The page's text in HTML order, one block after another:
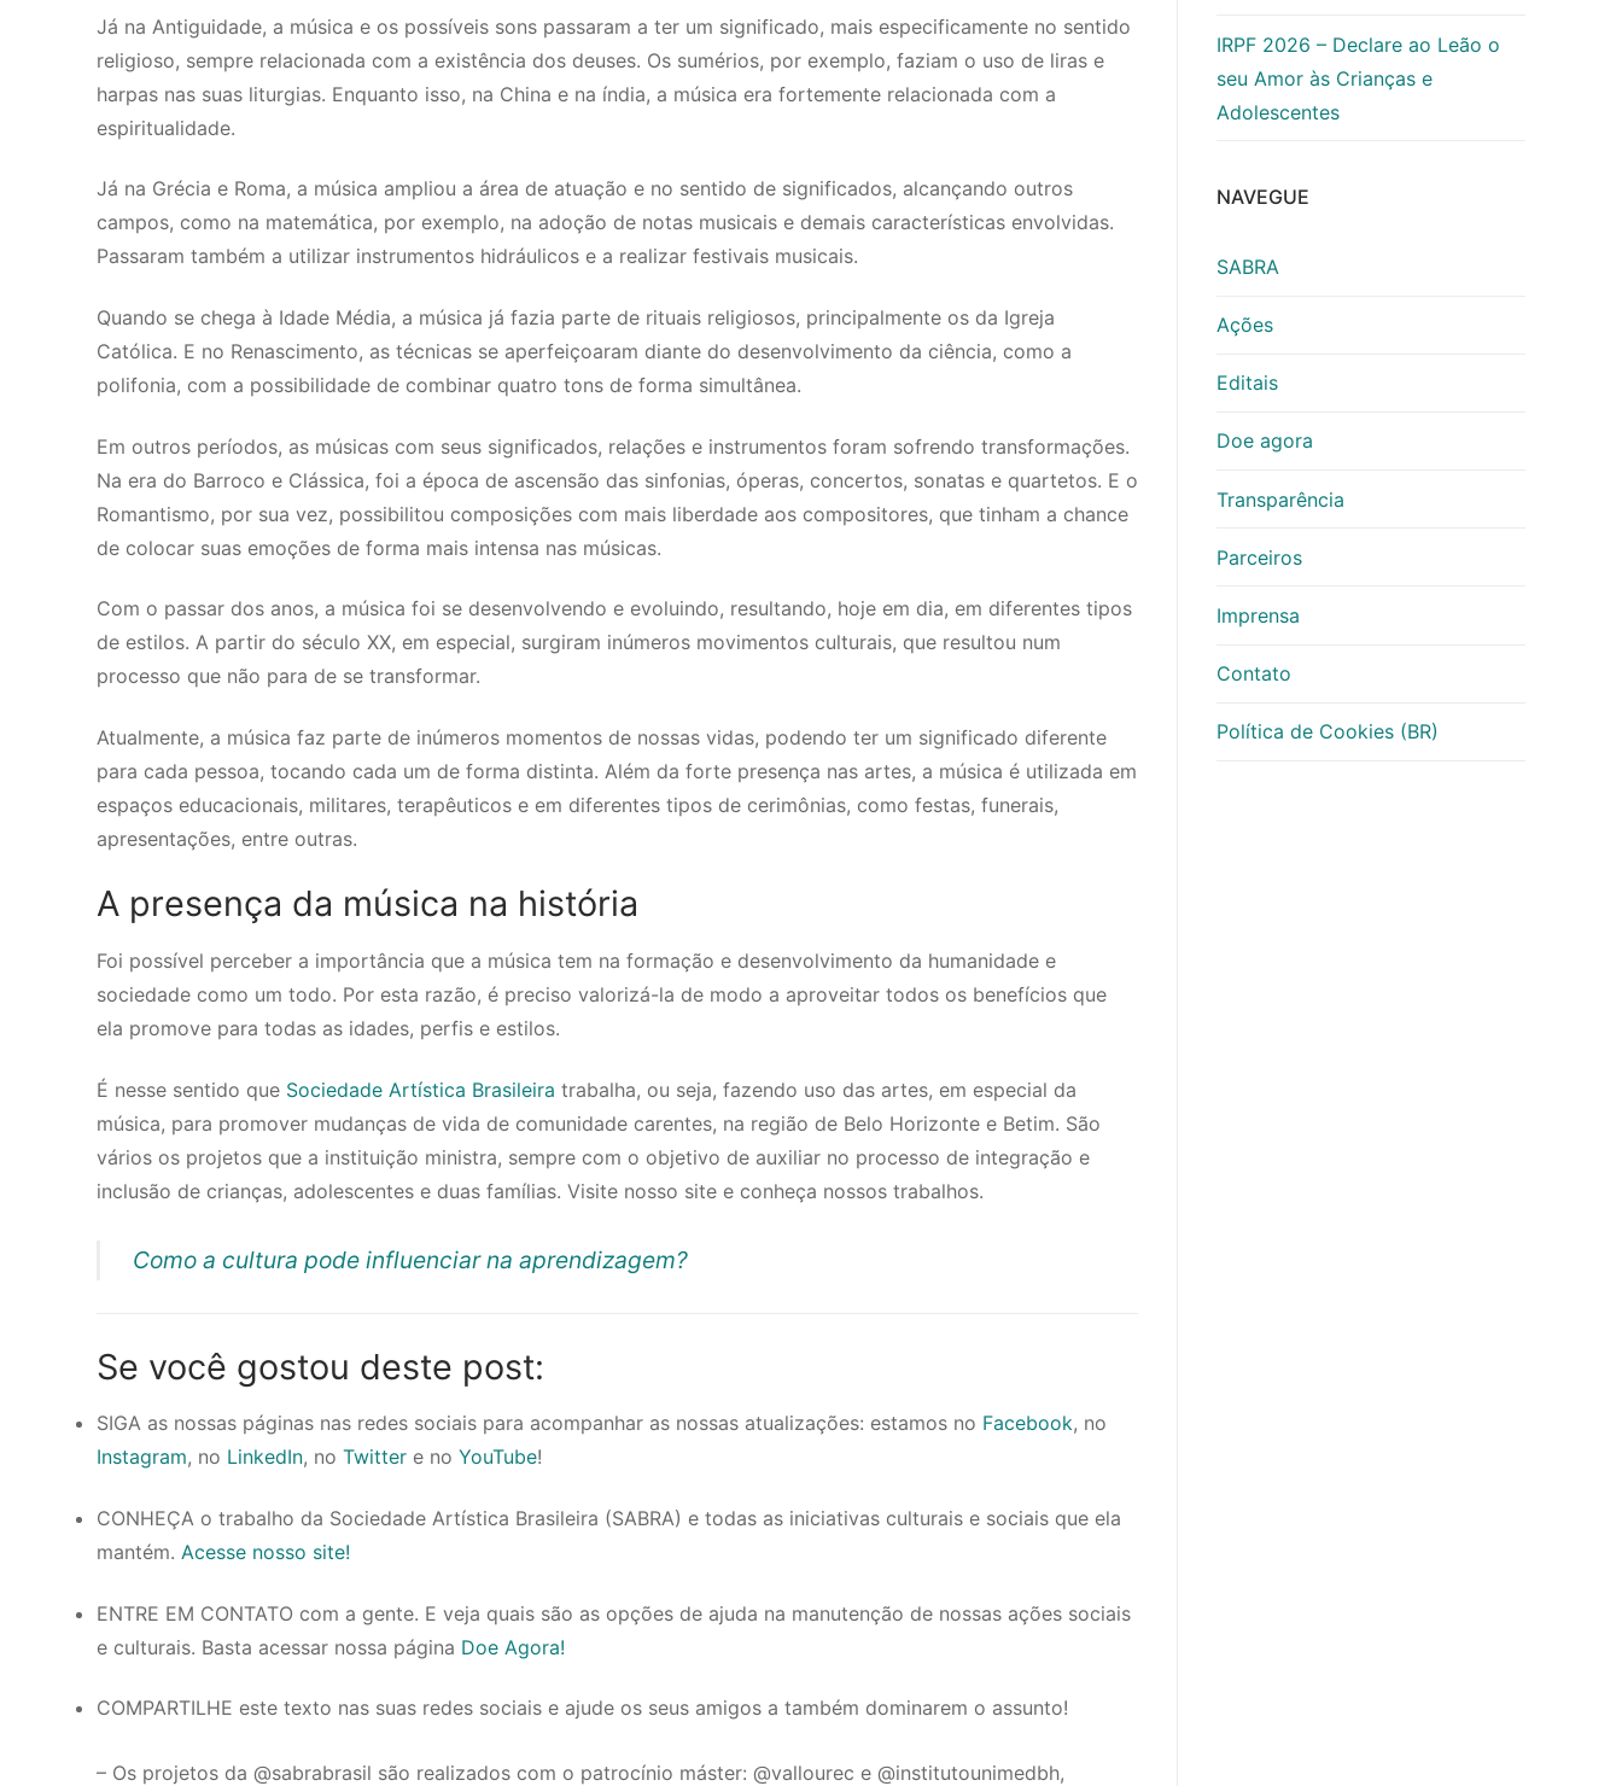
Já na Antiguidade, a música e os possíveis sons passaram a ter um significado, mais especificamente no sentido
religioso, sempre relacionada com a existência dos deuses. Os sumérios, por exemplo, faziam o uso de liras e
harpas nas suas liturgias. Enquanto isso, na China e na índia, a música era fortemente relacionada com a
espiritualidade.
Já na Grécia e Roma, a música ampliou a área de atuação e no sentido de significados, alcançando outros
campos, como na matemática, por exemplo, na adoção de notas musicais e demais características envolvidas.
Passaram também a utilizar instrumentos hidráulicos e a realizar festivais musicais.
Quando se chega à Idade Média, a música já fazia parte de rituais religiosos, principalmente os da Igreja
Católica. E no Renascimento, as técnicas se aperfeiçoaram diante do desenvolvimento da ciência, como a
polifonia, com a possibilidade de combinar quatro tons de forma simultânea.
Em outros períodos, as músicas com seus significados, relações e instrumentos foram sofrendo transformações.
Na era do Barroco e Clássica, foi a época de ascensão das sinfonias, óperas, concertos, sonatas e quartetos. E o
Romantismo, por sua vez, possibilitou composições com mais liberdade aos compositores, que tinham a chance
de colocar suas emoções de forma mais intensa nas músicas.
Com o passar dos anos, a música foi se desenvolvendo e evoluindo, resultando, hoje em dia, em diferentes tipos
de estilos. A partir do século XX, em especial, surgiram inúmeros movimentos culturais, que resultou num
processo que não para de se transformar.
Atualmente, a música faz parte de inúmeros momentos de nossas vidas, podendo ter um significado diferente
para cada pessoa, tocando cada um de forma distinta. Além da forte presença nas artes, a música é utilizada em
espaços educacionais, militares, terapêuticos e em diferentes tipos de cerimônias, como festas, funerais,
apresentações, entre outras.
A presença da música na história
Foi possível perceber a importância que a música tem na formação e desenvolvimento da humanidade e
sociedade como um todo. Por esta razão, é preciso valorizá-la de modo a aproveitar todos os benefícios que
ela promove para todas as idades, perfis e estilos.
É nesse sentido que Sociedade Artística Brasileira trabalha, ou seja, fazendo uso das artes, em especial da
música, para promover mudanças de vida de comunidade carentes, na região de Belo Horizonte e Betim. São
vários os projetos que a instituição ministra, sempre com o objetivo de auxiliar no processo de integração e
inclusão de crianças, adolescentes e duas famílias. Visite nosso site e conheça nossos trabalhos.
Como a cultura pode influenciar na aprendizagem?
Se você gostou deste post:
SIGA as nossas páginas nas redes sociais para acompanhar as nossas atualizações: estamos no Facebook, no
Instagram, no LinkedIn, no Twitter e no YouTube!
CONHEÇA o trabalho da Sociedade Artística Brasileira (SABRA) e todas as iniciativas culturais e sociais que ela
mantém. Acesse nosso site!
ENTRE EM CONTATO com a gente. E veja quais são as opções de ajuda na manutenção de nossas ações sociais
e culturais. Basta acessar nossa página Doe Agora!
COMPARTILHE este texto nas suas redes sociais e ajude os seus amigos a também dominarem o assunto!
– Os projetos da @sabrabrasil são realizados com o patrocínio máster: @vallourec e @institutounimedbh,
IRPF 2026 – Declare ao Leão o
seu Amor às Crianças e
Adolescentes
NAVEGUE
SABRA
Ações
Editais
Doe agora
Transparência
Parceiros
Imprensa
Contato
Política de Cookies (BR)